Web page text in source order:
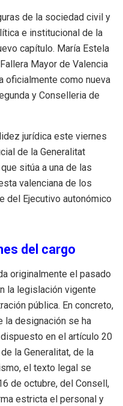
de la sociedad civil y
e institucional de la
capítulo. María Estela
Mayor de Valencia
oficialmente como nueva
y Conselleria de
jurídica este viernes
de la Generalitat
sitúa a una de las
valenciana de los
del Ejecutivo autonómico
del cargo
originalmente el pasado
la legislación vigente
pública. En concreto,
la designación se ha
en el artículo 20
la Generalitat, de la
el texto legal se
de octubre, del Consell,
estricta el personal y